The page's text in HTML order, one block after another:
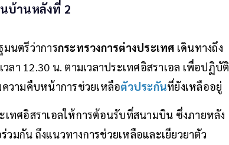
บ้านหลังที่ 2
นตรีว่าการกระทรวงการต่างประเทศ เดินทางถึง
ลา 12.30 น. ตามเวลาประเทศอิสราเอล เพื่อปฏิบัติ
วามคืบหน้าการช่วยเหลือตัวประกันที่ยังเหลืออยู่
เทศอิสราเอลให้การต้อนรับที่สนามบิน ซึ่งภายหลัง
วมกัน ถึงแนวทางการช่วยเหลือและเยียวยาตัว